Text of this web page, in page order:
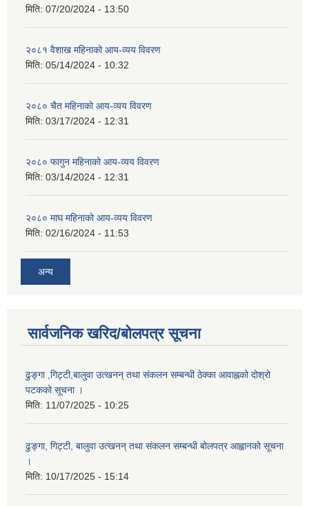
मिति: 07/20/2024 - 13:50
२०८१ वैशाख महिनाको आय-व्यय विवरण
मिति: 05/14/2024 - 10:32
२०८० चैत महिनाको आय-व्यय विवरण
मिति: 03/17/2024 - 12:31
२०८० फागुन महिनाको आय-व्यय विवरण
मिति: 03/14/2024 - 12:31
२०८० माघ महिनाको आय-व्यय विवरण
मिति: 02/16/2024 - 11:53
अन्य
सार्वजनिक खरिद/बोलपत्र सूचना
ढुङ्गा ,गिट्टी,बालुवा उत्खनन् तथा संकलन सम्बन्धी ठेक्का आवाह्नको दोश्रो
पटकको सूचना ।
मिति: 11/07/2025 - 10:25
ढुङ्गा, गिट्टी, बालुवा उत्खनन् तथा संकलन सम्बन्धी बोलपत्र आह्वानको सूचना
।
मिति: 10/17/2025 - 15:14